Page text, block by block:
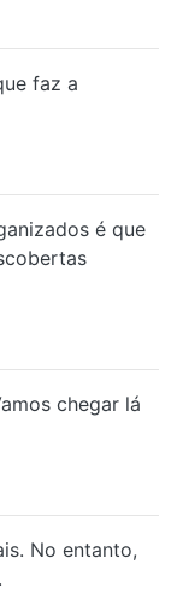
faz a
é que
chegar lá
No entanto,